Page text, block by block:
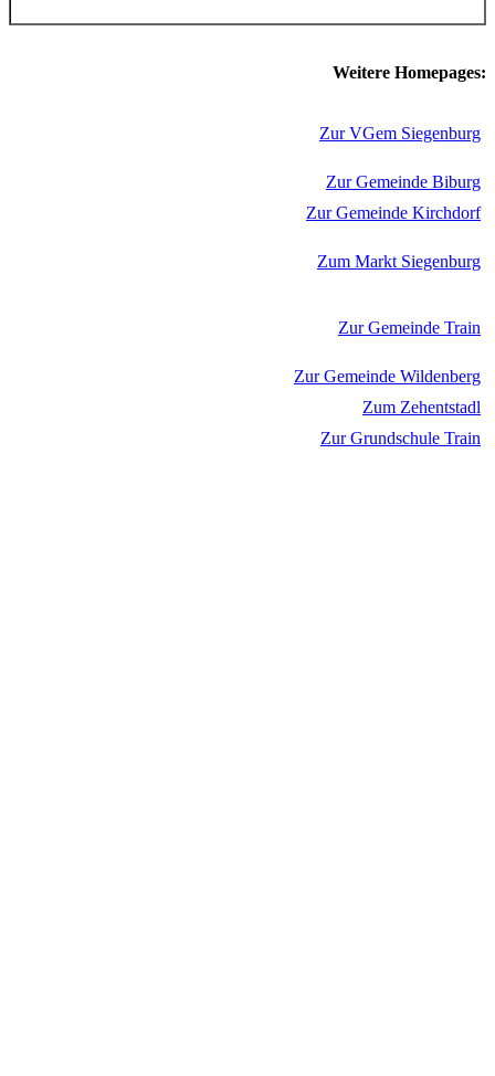
Weitere Homepages:
Zur VGem Siegenburg
Zur Gemeinde Biburg
Zur Gemeinde Kirchdorf
Zum Markt Siegenburg
Zur Gemeinde Train
Zur Gemeinde Wildenberg
Zum Zehentstadl
Zur Grundschule Train